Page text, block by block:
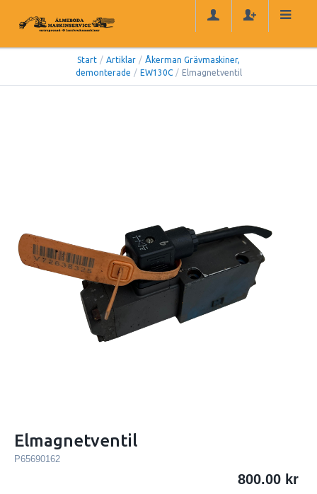
Start / Artiklar / Åkerman Grävmaskiner,
demonterade / EW130C / Elmagnetventil
Elmagnetventil
P65690162
800.00